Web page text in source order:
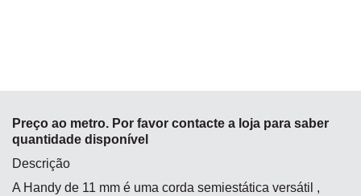
Preço ao metro. Por favor contacte a loja para saber
quantidade disponível
Descrição
A Handy de 11 mm é uma corda semiestática versátil ,